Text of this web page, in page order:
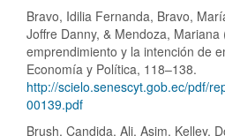
Bravo, Idilia Fernanda, Bravo,
Joffre Danny, & Mendoza,
emprendimiento y la intención de
Economía y Política, 118–138.
http://scielo.senescyt.gob.ec/pdf/
00139.pdf
Brush, Candida, Ali, Asim, Kelley,